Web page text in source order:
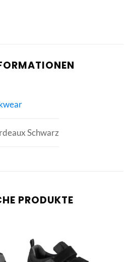
Schwarz
PRODUKTE